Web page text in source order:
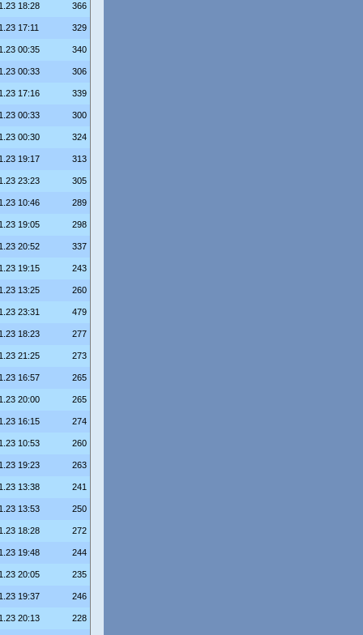
18:28 366
17:11 329
00:35 340
00:33 306
17:16 339
00:33 300
00:30 324
19:17 313
23:23 305
10:46 289
19:05 298
20:52 337
19:15 243
13:25 260
23:31 479
18:23 277
21:25 273
16:57 265
20:00 265
16:15 274
10:53 260
19:23 263
13:38 241
13:53 250
18:28 272
19:48 244
20:05 235
19:37 246
20:13 228